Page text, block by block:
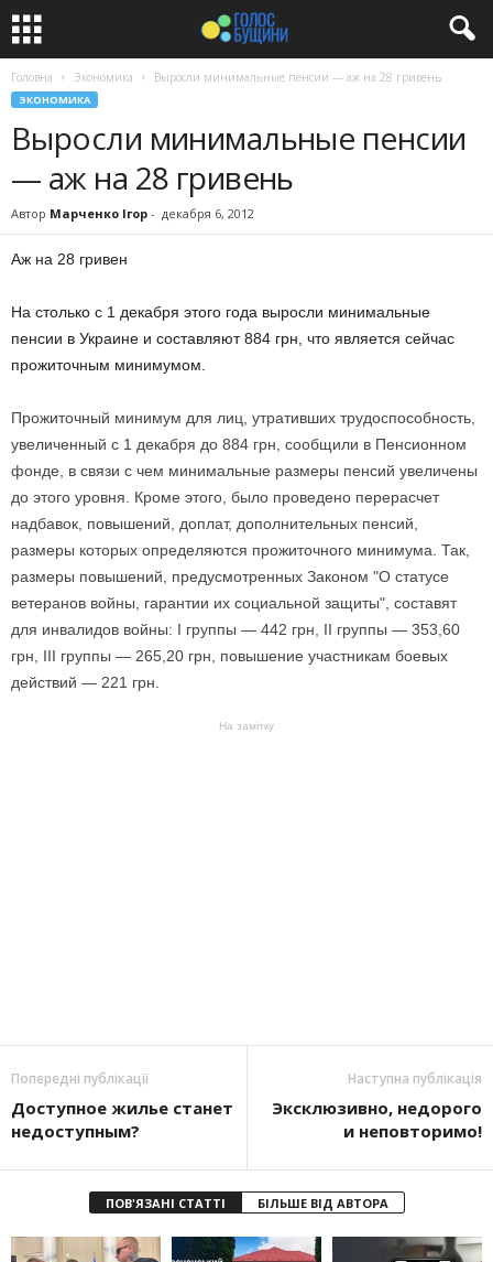
Головна Экономика Выросли минимальные пенсии — аж на 28 гривень
ЭКОНОМИКА
Выросли минимальные пенсии
— аж на 28 гривень
Автор Марченко Ігор - декабря 6, 2012
Аж на 28 гривен
На столько с 1 декабря этого года выросли минимальные
пенсии в Украине и составляют 884 грн, что является сейчас
прожиточным минимумом.
Прожиточный минимум для лиц, утративших трудоспособность,
увеличенный с 1 декабря до 884 грн, сообщили в Пенсионном
фонде, в связи с чем минимальные размеры пенсий увеличены
до этого уровня. Кроме этого, было проведено перерасчет
надбавок, повышений, доплат, дополнительных пенсий,
размеры которых определяются прожиточного минимума. Так,
размеры повышений, предусмотренных Законом "О статусе
ветеранов войны, гарантии их социальной защиты", составят
для инвалидов войны: I группы — 442 грн, II группы — 353,60
грн, III группы — 265,20 грн, повышение участникам боевых
действий — 221 грн.
На замітку
Попередні публікації
Доступное жилье станет
недоступным?
Наступна публікація
Эксклюзивно, недорого
и неповторимо!
ПОВ'ЯЗАНІ СТАТТІ БІЛЬШЕ ВІД АВТОРА